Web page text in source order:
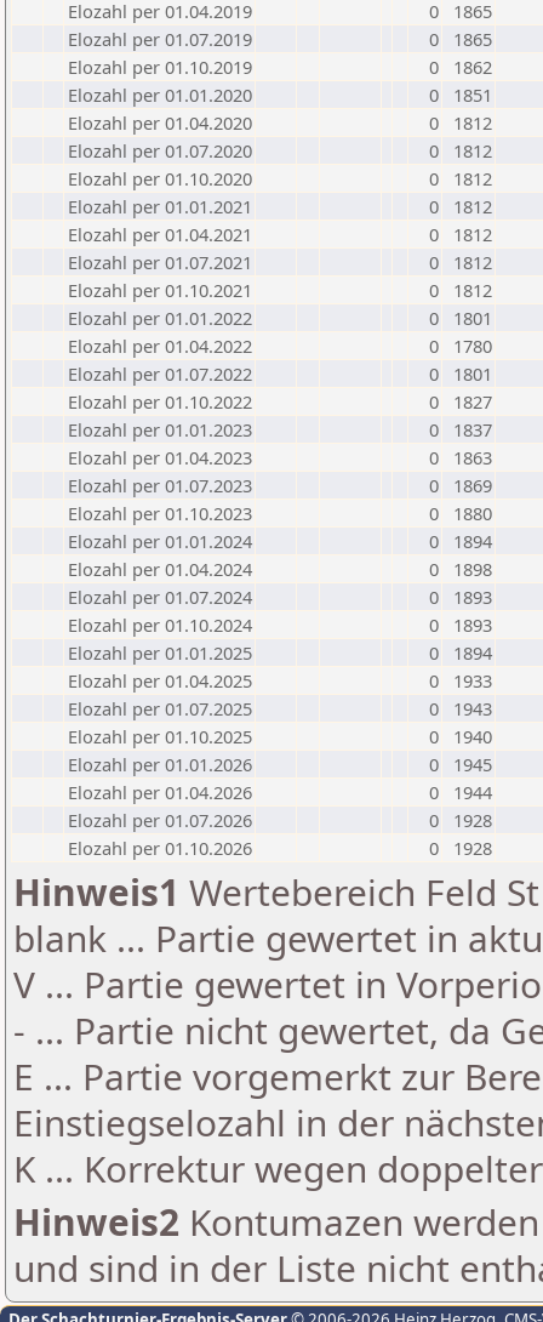
Elozahl per 01.04.2019
0
1865
Elozahl per 01.07.2019
0
1865
Elozahl per 01.10.2019
0
1862
Elozahl per 01.01.2020
0
1851
Elozahl per 01.04.2020
0
1812
Elozahl per 01.07.2020
0
1812
Elozahl per 01.10.2020
0
1812
Elozahl per 01.01.2021
0
1812
Elozahl per 01.04.2021
0
1812
Elozahl per 01.07.2021
0
1812
Elozahl per 01.10.2021
0
1812
Elozahl per 01.01.2022
0
1801
Elozahl per 01.04.2022
0
1780
Elozahl per 01.07.2022
0
1801
Elozahl per 01.10.2022
0
1827
Elozahl per 01.01.2023
0
1837
Elozahl per 01.04.2023
0
1863
Elozahl per 01.07.2023
0
1869
Elozahl per 01.10.2023
0
1880
Elozahl per 01.01.2024
0
1894
Elozahl per 01.04.2024
0
1898
Elozahl per 01.07.2024
0
1893
Elozahl per 01.10.2024
0
1893
Elozahl per 01.01.2025
0
1894
Elozahl per 01.04.2025
0
1933
Elozahl per 01.07.2025
0
1943
Elozahl per 01.10.2025
0
1940
Elozahl per 01.01.2026
0
1945
Elozahl per 01.04.2026
0
1944
Elozahl per 01.07.2026
0
1928
Elozahl per 01.10.2026
0 1928
Hinweis1 Wertebereich Feld
blank ... Partie gewertet in
V ... Partie gewertet in
- ... Partie nicht gewertet, da
E ... Partie vorgemerkt zur
Einstiegselozahl in der
K ... Korrektur wegen
Hinweis2 Kontumazen
und sind in der Liste nicht